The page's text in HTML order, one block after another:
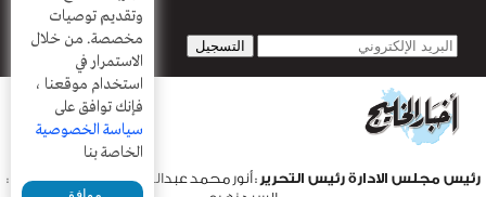
رئيس مجلس الادارة رئيس التحرير : أنور محمد عبدالرحمن |مدير التحرير :
وتقديم توصيات
مخصصة. من خلال
الاستمرار في
استخدام موقعنا ،
فإنك توافق على
سياسة الخصوصية
الخاصة بنا